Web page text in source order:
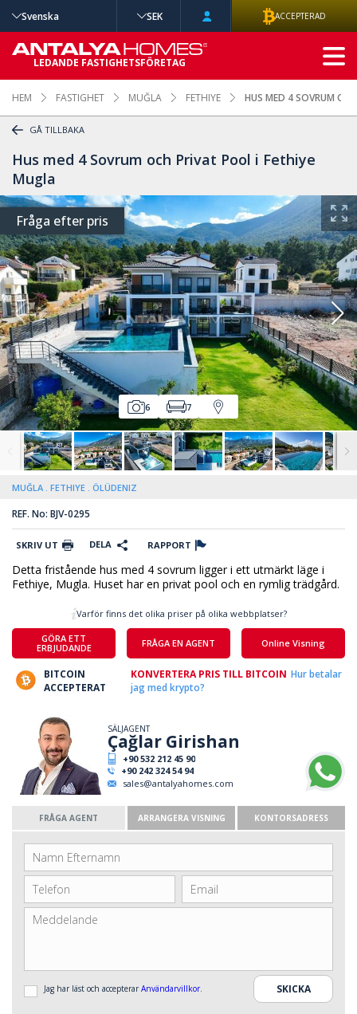
HEM FASTIGHET MUĞLA FETHIYE HUS MED 4 SOVRUM
GÅ TILLBAKA
Hus med 4 Sovrum och Privat Pool i Fethiye
Mugla
Fråga efter pris
6 7
MUĞLA FETHIYE ÖLÜDENIZ
REF. No: BJV-0295
SKRIV UT DELA RAPPORT
Detta fristående hus med 4 sovrum ligger i ett utmärkt läge i
Fethiye, Mugla. Huset har en privat pool och en rymlig trädgård.
GÖRA ETT
ERBJUDANDE
FRÅGA EN AGENT Online Visning
Varför finns det olika priser på olika webbplatser?
BITCOIN
ACCEPTERAT
KONVERTERA PRIS TILL BITCOIN Hur betalar
jag med krypto?
SÄLJAGENT
Çağlar Girishan
+90 532 212 45 90
+90 242 324 54 94
sales@antalyahomes.com
FRÅGA AGENT ARRANGERA VISNING KONTORSADRESS
Jag har läst och accepterar Användarvillkor.
Svenska SEK ACCEPTERAD
LEDANDE FASTIGHETSFÖRETAG
AVANCERAD
SÖKNING